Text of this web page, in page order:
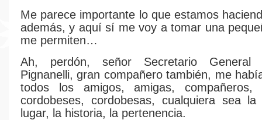
Me parece importante lo que estamos
además, y aquí sí me voy a tomar una
me permiten…
Ah, perdón, señor Secretario General
Pignanelli, gran compañero también, me
todos los amigos, amigas, compañeros,
cordobeses, cordobesas, cualquiera sea
lugar, la historia, la pertenencia.